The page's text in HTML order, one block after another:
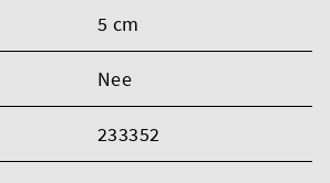
5 cm
Nee
233352